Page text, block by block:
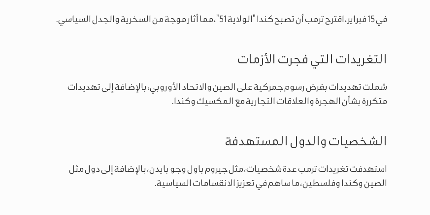
في 15 فبراير، اقترح ترمب أن تصبح كندا "الولاية 51"، مما أثار موجة من السخرية والجدل السياسي.
التغريدات التي فجرت الأزمات
شملت تهديدات بفرض رسوم جمركية على الصين والاتحاد الأوروبي، بالإضافة إلى تهديدات
متكررة بشأن الهجرة والعلاقات التجارية مع المكسيك وكندا.
الشخصيات والدول المستهدفة
استهدفت تغريدات ترمب عدة شخصيات، مثل جيروم باول وجو بايدن، بالإضافة إلى دول مثل
الصين وكندا وفلسطين، ما ساهم في تعزيز الانقسامات السياسية.